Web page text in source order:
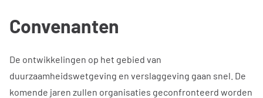
Convenanten
De ontwikkelingen op het gebied van
duurzaamheidswetgeving en verslaggeving gaan snel. De
komende jaren zullen organisaties geconfronteerd worden